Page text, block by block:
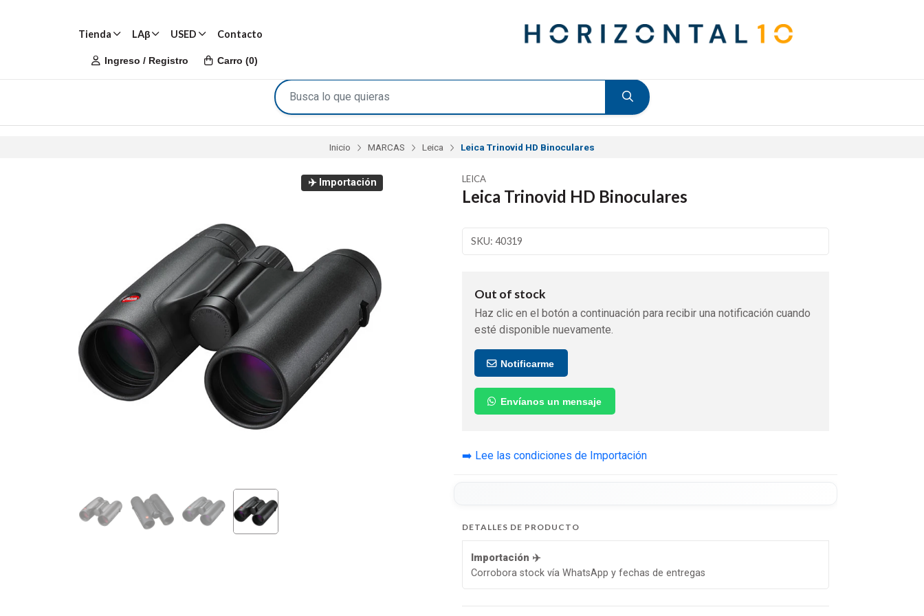
Tienda LAβ USED Contacto
Ingreso / Registro Carro (0)
Inicio MARCAS Leica Leica Trinovid HD Binoculares
✈️ Importación LEICA
Leica Trinovid HD Binoculares
SKU: 40319
Out of stock
Haz clic en el botón a continuación para recibir una notificación cuando
esté disponible nuevamente.
Notificarme
Envíanos un mensaje
➡️ Lee las condiciones de Importación
DETALLES DE PRODUCTO
Importación ✈️
Corrobora stock vía WhatsApp y fechas de entregas